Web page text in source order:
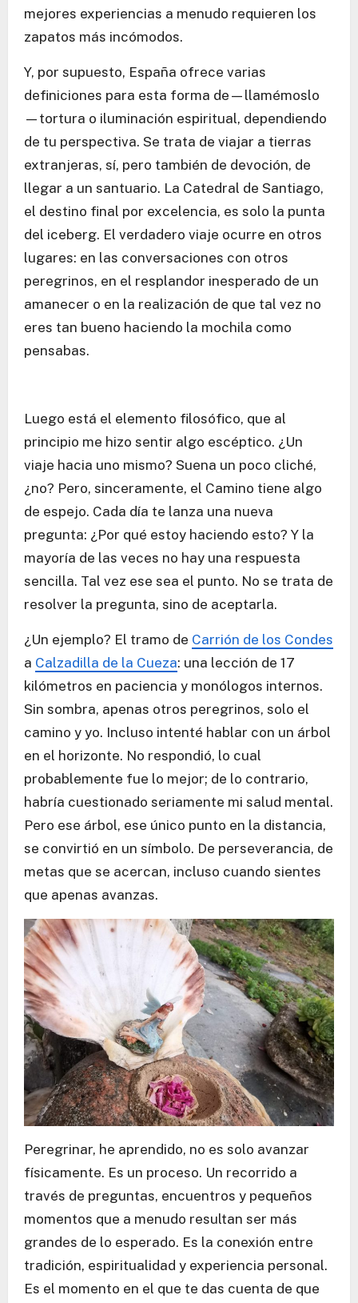
mejores experiencias a menudo requieren los
zapatos más incómodos.
Y, por supuesto, España ofrece varias
definiciones para esta forma de—llamémoslo
—tortura o iluminación espiritual, dependiendo
de tu perspectiva. Se trata de viajar a tierras
extranjeras, sí, pero también de devoción, de
llegar a un santuario. La Catedral de Santiago,
el destino final por excelencia, es solo la punta
del iceberg. El verdadero viaje ocurre en otros
lugares: en las conversaciones con otros
peregrinos, en el resplandor inesperado de un
amanecer o en la realización de que tal vez no
eres tan bueno haciendo la mochila como
pensabas.
Luego está el elemento filosófico, que al
principio me hizo sentir algo escéptico. ¿Un
viaje hacia uno mismo? Suena un poco cliché,
¿no? Pero, sinceramente, el Camino tiene algo
de espejo. Cada día te lanza una nueva
pregunta: ¿Por qué estoy haciendo esto? Y la
mayoría de las veces no hay una respuesta
sencilla. Tal vez ese sea el punto. No se trata de
resolver la pregunta, sino de aceptarla.
¿Un ejemplo? El tramo de Carrión de los Condes
a Calzadilla de la Cueza: una lección de 17
kilómetros en paciencia y monólogos internos.
Sin sombra, apenas otros peregrinos, solo el
camino y yo. Incluso intenté hablar con un árbol
en el horizonte. No respondió, lo cual
probablemente fue lo mejor; de lo contrario,
habría cuestionado seriamente mi salud mental.
Pero ese árbol, ese único punto en la distancia,
se convirtió en un símbolo. De perseverancia, de
metas que se acercan, incluso cuando sientes
que apenas avanzas.
Peregrinar, he aprendido, no es solo avanzar
físicamente. Es un proceso. Un recorrido a
través de preguntas, encuentros y pequeños
momentos que a menudo resultan ser más
grandes de lo esperado. Es la conexión entre
tradición, espiritualidad y experiencia personal.
Es el momento en el que te das cuenta de que